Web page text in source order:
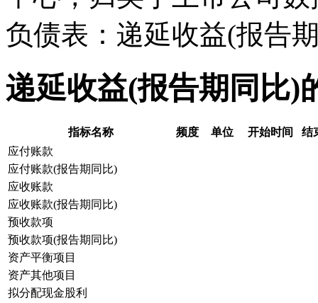
负债表：递延收益(报告
递延收益(报告期同比)
指标名称 频度 单位 开始时间
结
应付账款
应付账款(报告期同比)
应收账款
应收账款(报告期同比)
预收款项
预收款项(报告期同比)
资产平衡项目
资产其他项目
拟分配现金股利